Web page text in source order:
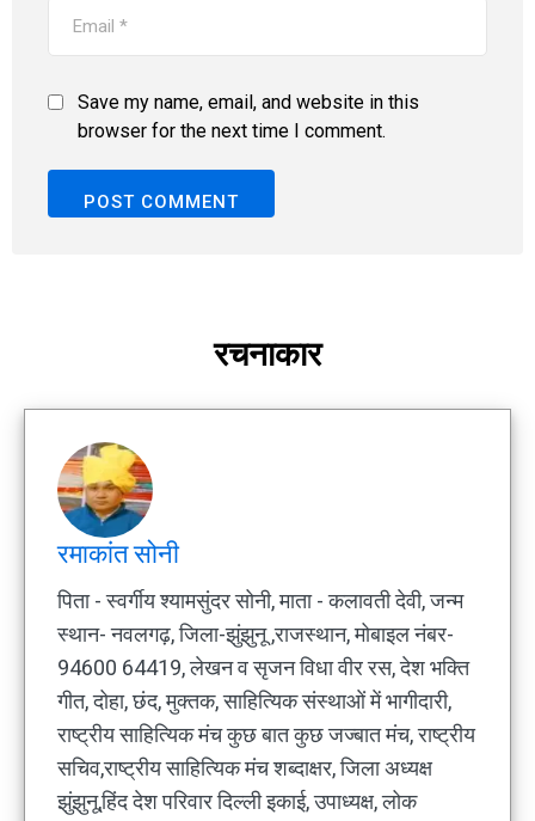
Save my name, email, and website in this
browser for the next time I comment.
रचनाकार
रमाकांत सोनी
पिता - स्वर्गीय श्यामसुंदर सोनी, माता - कलावती देवी, जन्म
स्थान- नवलगढ़, जिला-झुंझुनू ,राजस्थान, मोबाइल नंबर-
94600 64419, लेखन व सृजन विधा वीर रस, देश भक्ति
गीत, दोहा, छंद, मुक्तक, साहित्यिक संस्थाओं में भागीदारी,
राष्ट्रीय साहित्यिक मंच कुछ बात कुछ जज्बात मंच, राष्ट्रीय
सचिव,राष्ट्रीय साहित्यिक मंच शब्दाक्षर, जिला अध्यक्ष
झुंझुनू,हिंद देश परिवार दिल्ली इकाई, उपाध्यक्ष, लोक